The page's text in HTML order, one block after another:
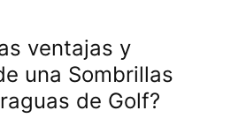
ventajas y
una Sombrillas
de Golf?